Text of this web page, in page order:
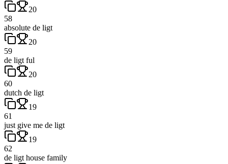
20
58
absolute de ligt
20
59
de ligt ful
20
60
dutch de ligt
19
61
just give me de ligt
19
62
de ligt house family